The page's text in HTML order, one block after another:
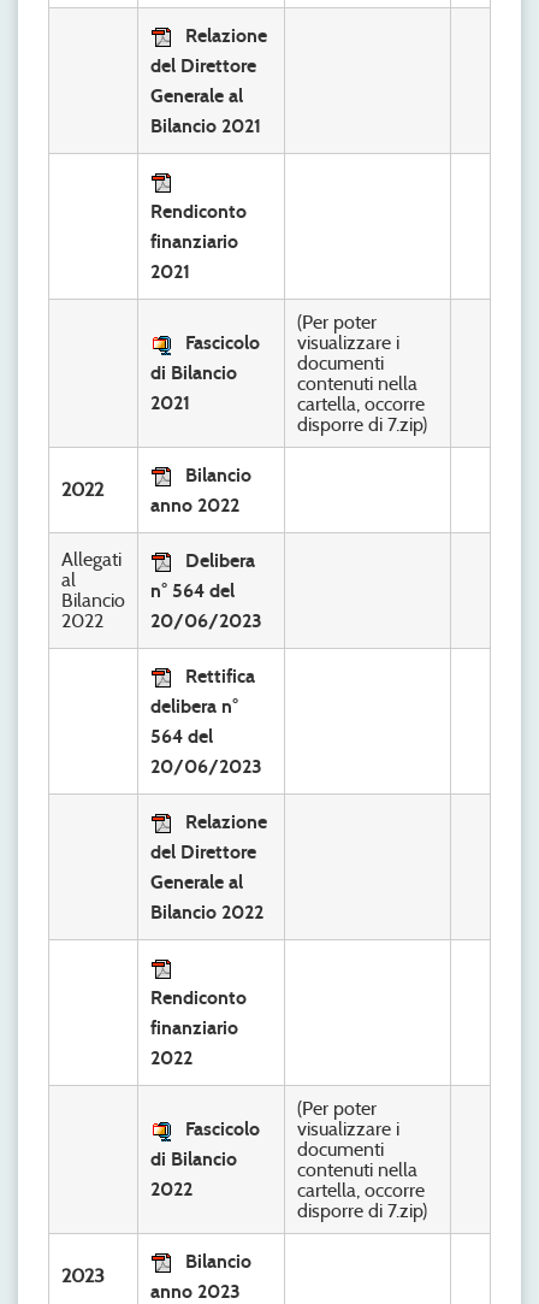
Relazione
del Direttore
Generale al
Bilancio 2021
Rendiconto
finanziario
2021
Fascicolo
di Bilancio
2021
(Per poter
visualizzare i
documenti
contenuti nella
cartella, occorre
disporre di 7.zip)
2022
Bilancio
anno 2022
Allegati
al
Bilancio
2022
Delibera
n° 564 del
20/06/2023
Rettifica
delibera n°
564 del
20/06/2023
Relazione
del Direttore
Generale al
Bilancio 2022
Rendiconto
finanziario
2022
Fascicolo
di Bilancio
2022
(Per poter
visualizzare i
documenti
contenuti nella
cartella, occorre
disporre di 7.zip)
2023
Bilancio
anno 2023